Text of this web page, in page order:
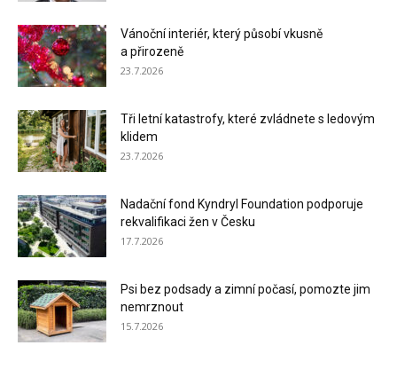
Vánoční interiér, který působí vkusně
a přirozeně
23.7.2026
Tři letní katastrofy, které zvládnete s ledovým
klidem
23.7.2026
Nadační fond Kyndryl Foundation podporuje
rekvalifikaci žen v Česku
17.7.2026
Psi bez podsady a zimní počasí, pomozte jim
nemrznout
15.7.2026